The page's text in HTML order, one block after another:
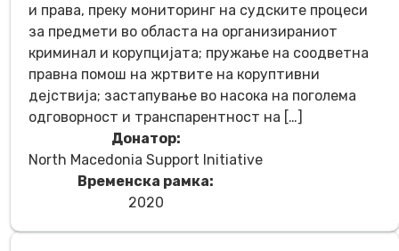
и права, преку мониторинг на судските процеси
за предмети во областа на организираниот
криминал и корупцијата; пружање на соодветна
правна помош на жртвите на коруптивни
дејствија; застапување во насока на поголема
одговорност и транспарентност на […]
Донатор:
North Macedonia Support Initiative
Временска рамка:
2020